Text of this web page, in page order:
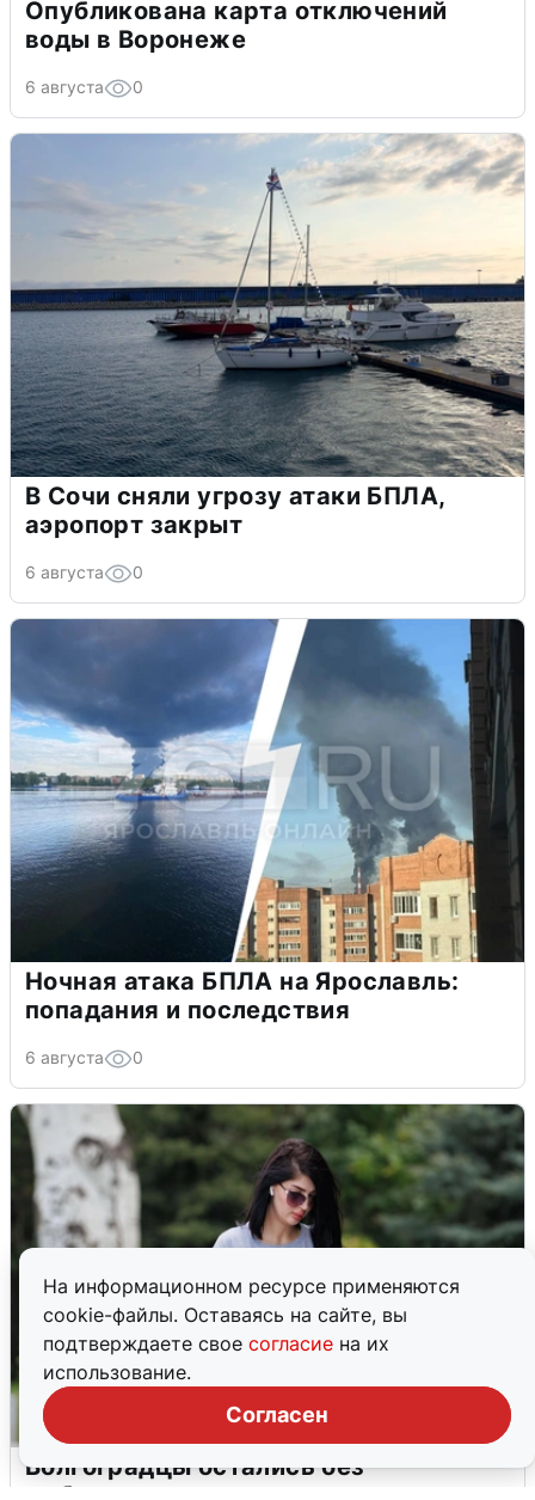
На информационном ресурсе применяются
cookie-файлы. Оставаясь на сайте, вы
подтверждаете свое согласие на их
использование.
Согласен
Опубликована карта отключений
воды в Воронеже
6 августа 0
В Сочи сняли угрозу атаки БПЛА,
аэропорт закрыт
6 августа 0
Ночная атака БПЛА на Ярославль:
попадания и последствия
6 августа 0
Волгоградцы остались без